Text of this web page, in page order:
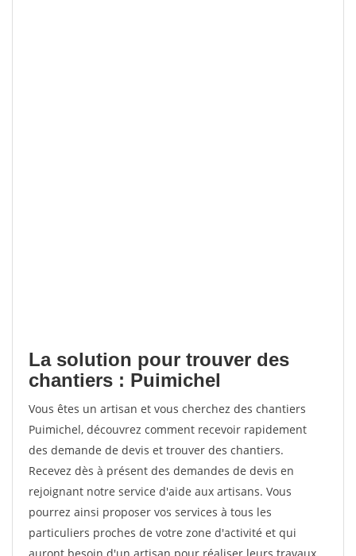
La solution pour trouver des
chantiers : Puimichel
Vous êtes un artisan et vous cherchez des chantiers
Puimichel, découvrez comment recevoir rapidement
des demande de devis et trouver des chantiers.
Recevez dès à présent des demandes de devis en
rejoignant notre service d'aide aux artisans. Vous
pourrez ainsi proposer vos services à tous les
particuliers proches de votre zone d'activité et qui